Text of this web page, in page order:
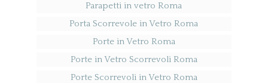
Parapetti in vetro Roma
Porta Scorrevole in Vetro Roma
Porte in Vetro Roma
Porte in Vetro Scorrevoli Roma
Porte Scorrevoli in Vetro Roma